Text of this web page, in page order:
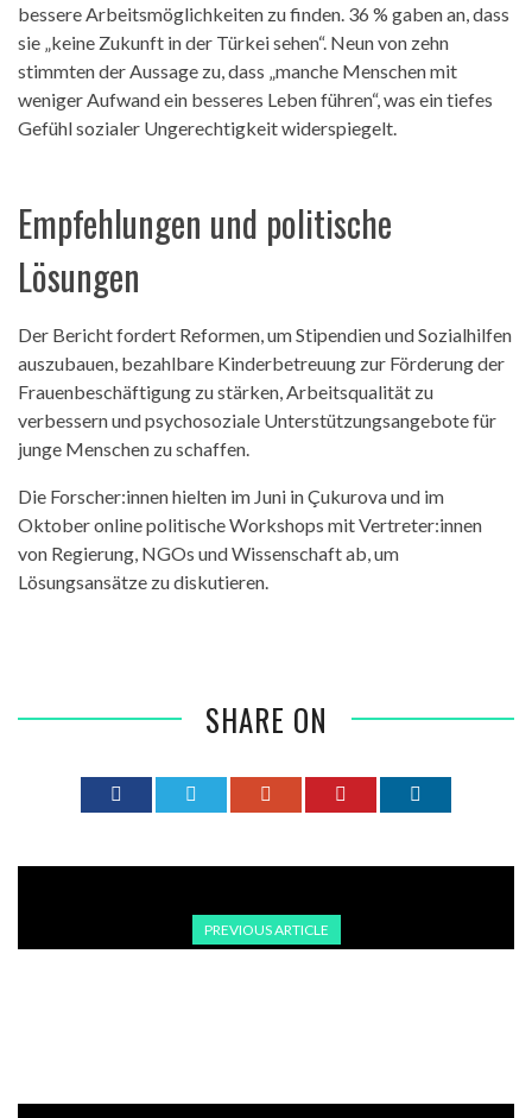
bessere Arbeitsmöglichkeiten zu finden. 36 % gaben an, dass
sie „keine Zukunft in der Türkei sehen“. Neun von zehn
stimmten der Aussage zu, dass „manche Menschen mit
weniger Aufwand ein besseres Leben führen“, was ein tiefes
Gefühl sozialer Ungerechtigkeit widerspiegelt.
Empfehlungen und politische
Lösungen
Der Bericht fordert Reformen, um Stipendien und Sozialhilfen
auszubauen, bezahlbare Kinderbetreuung zur Förderung der
Frauenbeschäftigung zu stärken, Arbeitsqualität zu
verbessern und psychosoziale Unterstützungsangebote für
junge Menschen zu schaffen.
Die Forscher:innen hielten im Juni in Çukurova und im
Oktober online politische Workshops mit Vertreter:innen
von Regierung, NGOs und Wissenschaft ab, um
Lösungsansätze zu diskutieren.
SHARE ON
PREVIOUS ARTICLE